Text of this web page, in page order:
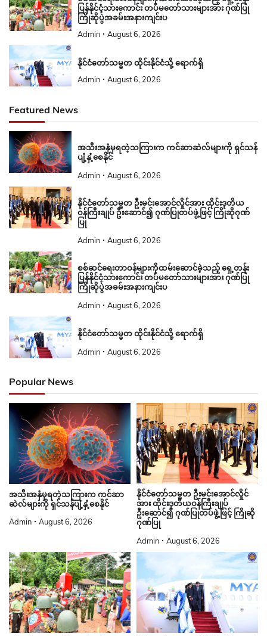
ပြန်နိုင်ငံ့သားကောင်း တပ်မတော်သားများအား ဂုဏ်ပြု
ကြိုဆိုပွဲအခမ်းအနားကျင်းပ
Admin August 6, 2026
နိုင်ငံတော်သမ္မတ ထိုင်းနိုင်ငံသို့ ရောက်ရှိ
Admin August 6, 2026
Featured News
အသီးအနှံမှရတဲ့သကြားက ကင်ဆာဆဲလ်များကို ရှင်သန်
ပျံ့နှံ့စေနိုင်
Admin August 6, 2026
နိုင်ငံတော်သမ္မတ ဦးမင်းအောင်လှိုင်အား ထိုင်းဒုတိယ
ဝန်ကြီးချုပ် ဦးဆောင်၍ ဂုဏ်ပြုတပ်ဖွဲ့ဖြင့် ကြိုဆိုဂုဏ်
ပြု
Admin August 6, 2026
စစ်ဆင်ရေးတာဝန်များကိုထမ်းဆောင်ခဲ့သည့် ရှေ့တန်း
ပြန်နိုင်ငံ့သားကောင်း တပ်မတော်သားများအား ဂုဏ်ပြု
ကြိုဆိုပွဲအခမ်းအနားကျင်းပ
Admin August 6, 2026
နိုင်ငံတော်သမ္မတ ထိုင်းနိုင်ငံသို့ ရောက်ရှိ
Admin August 6, 2026
Popular News
အသီးအနှံမှရတဲ့သကြားက ကင်ဆာ
ဆဲလ်များကို ရှင်သန်ပျံ့နှံ့စေနိုင်
Admin August 6, 2026
နိုင်ငံတော်သမ္မတ ဦးမင်းအောင်လှိုင်
အား ထိုင်းဒုတိယဝန်ကြီးချုပ်
ဦးဆောင်၍ ဂုဏ်ပြုတပ်ဖွဲ့ဖြင့် ကြိုဆို
ဂုဏ်ပြု
Admin August 6, 2026